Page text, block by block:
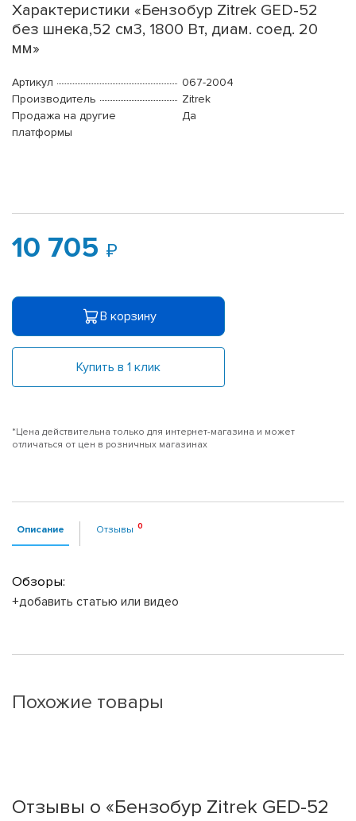
Характеристики «Бензобур Zitrek GED-52
без шнека,52 см3, 1800 Вт, диам. соед. 20
мм»
Артикул
067-2004
Производитель
Zitrek
Продажа на другие
платформы
Да
10 705
В корзину
Купить в 1 клик
*Цена действительна только для интернет-магазина и может
отличаться от цен в розничных магазинах
Описание Отзывы
Обзоры:
+добавить статью или видео
Похожие товары
Отзывы о «Бензобур Zitrek GED-52